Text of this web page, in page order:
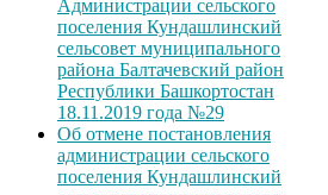
Администрации сельского
поселения Кундашлинский
сельсовет муниципального
района Балтачевский район
Республики Башкортостан
18.11.2019 года №29
Об отмене постановления
администрации сельского
поселения Кундашлинский